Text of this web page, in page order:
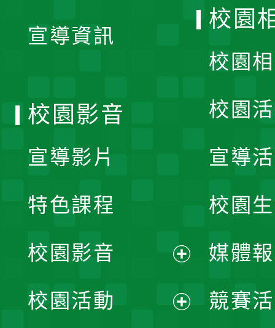
宣導資訊
校園
校園
校園
宣導
校園
媒體
競賽
校園影音
宣導影片
特色課程
校園影音
開
校園活動